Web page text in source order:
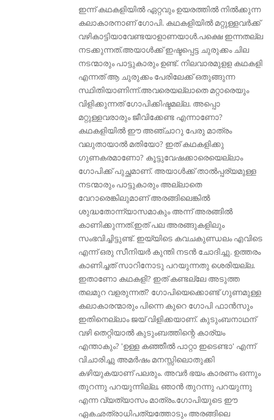
ഇന്ന് കഥകളിയിൽ ഏറ്റവും ഉയരത്തിൽ നിൽക്കുന്ന
കലാകാരനാണ് ഗോപി. കഥകളിയിൽ മറ്റുള്ളവർക്ക്
വഴികാട്ടിയാവേണ്ടയാളാണയാൾ.പക്ഷെ ഇന്നതല്ല
നടക്കുന്നത്.അയാൾക്ക്‌ ഇഷ്ടപ്പെട്ട ചുരുക്കം ചില
നടന്മാരും പാട്ടുകാരും ഉണ്ട്. നിലവാരമുളള കഥകളി
എന്നത് ആ ചുരുക്കം പേരിലേക്ക് ഒതുങ്ങുന്ന
സ്ഥിതിയാണിന്ന്.അവരെയല്ലാതെ മറ്റാരെയും
വിളിക്കുന്നത്‌ ഗോപിക്കിഷ്ടമല്ല. അപ്പൊ
മറ്റുള്ളവരാരും ജീവിക്കേണ്ട എന്നാണോ?
കഥകളിയിൽ ഈ അഞ്ചാറു പേരു മാത്രം
വലുതായാൽ മതിയോ? ഇത് കഥകളിക്കു
ഗുണകരമാണോ? കൂട്ടുവേഷക്കാരെയെല്ലാം
ഗോപിക്ക് പുച്ഛമാണ്. അയാള്‍ക്ക്‌ താല്‍പ്പര്യമുള്ള
നടന്മാരും പാട്ടുകാരും അല്ലാതെ
വേറാരെങ്കിലുമാണ് അരങ്ങിലെങ്കില്‍
ശുദ്ധതോന്ന്യാസമാകും അന്ന് അരങ്ങില്‍
കാണിക്കുന്നത്.ഇത് പല അരങ്ങുകളിലും
സംഭവിച്ചിട്ടുണ്ട്. ഇയ്യിടെ കവചകുണ്ഡലം എവിടെ
എന്ന് ഒരു സീനിയർ കുന്തി നടൻ ചോദിച്ചു. ഉത്തരം
കാണിച്ചത് സാറിനോടു പറയുന്നതു ശെരിയല്ല.
ഇതാണോ കഥകളി? ഇത് കണ്ടല്ലേ അടുത്ത
തലമുറ വളരുന്നത്‌? ഗോപിയെക്കൊണ്ട് ഗുണമുള്ള
കലാകാരന്മാരും പിന്നെ കുറെ ഗോപി ഫാൻസും
ഇതിനെല്ലാം ജയ്‌ വിളിക്കയാണ്. കുടുംബനാഥന്
വഴി തെറ്റിയാൽ കുടുംബത്തിന്റെ കാര്യം
എന്താകും? 'ഉള്ള കഞ്ഞീൽ പാറ്റാ ഇടെണ്ടാ' എന്ന്
വിചാരിച്ചു അമർഷം മനസ്സിലൊതുക്കി
കഴിയുകയാണ് പലരും. അവർ ഭയം കാരണം ഒന്നും
തുറന്നു പറയുന്നില്ല, ഞാൻ തുറന്നു പറയുന്നു
എന്ന വ്യത്യാസം മാത്രം.ഗോപിയുടെ ഈ
ഏകഛത്രാധിപത്യത്തോടും അരങ്ങിലെ